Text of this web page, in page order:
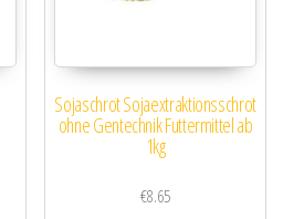
Sojaschrot Sojaextraktionsschrot
ohne Gentechnik Futtermittel ab
1kg
€8.65